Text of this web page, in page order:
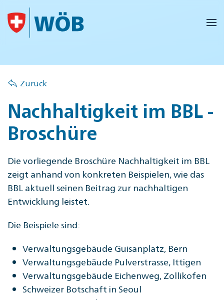
Skip to main content
Zurück
Nachhaltigkeit im BBL -
Broschüre
Die vorliegende Broschüre Nachhaltigkeit im BBL
zeigt anhand von konkreten Beispielen, wie das
BBL aktuell seinen Beitrag zur nachhaltigen
Entwicklung leistet.
Die Beispiele sind:
Verwaltungsgebäude Guisanplatz, Bern
Verwaltungsgebäude Pulverstrasse, Ittigen
Verwaltungsgebäude Eichenweg, Zollikofen
Schweizer Botschaft in Seoul